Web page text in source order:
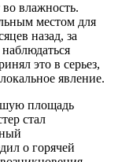
влажность.
местом для
назад, за
это в серьез,
явление.
площадь
стал
о горячей